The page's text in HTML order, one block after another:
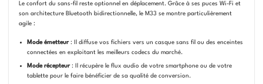
Le confort du sans-fil reste optionnel en déplacement. Grâce à ses puces Wi-Fi et
son architecture Bluetooth bidirectionnelle, le M33 se montre particulièrement
agile :
Mode émetteur: Il diffuse vos fichiers vers un casque sans fil ou des enceintes
connectées en exploitant les meilleurs codecs du marché.
Mode récepteur: Il récupère le flux audio de votre smartphone ou de votre
tablette pour le faire bénéficier de sa qualité de conversion.